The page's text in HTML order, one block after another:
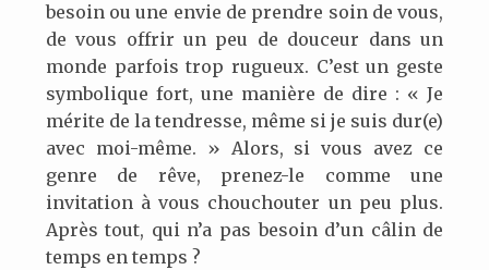
besoin ou une envie de prendre soin de vous,
de vous offrir un peu de douceur dans un
monde parfois trop rugueux. C’est un geste
symbolique fort, une manière de dire : « Je
mérite de la tendresse, même si je suis dur(e)
avec moi-même. » Alors, si vous avez ce
genre de rêve, prenez-le comme une
invitation à vous chouchouter un peu plus.
Après tout, qui n’a pas besoin d’un câlin de
temps en temps ?